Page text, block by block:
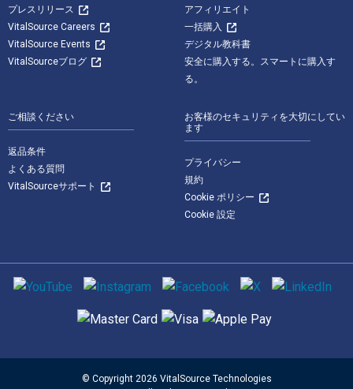
プレスリリース
VitalSource Careers
VitalSource Events
VitalSourceブログ
アフィリエイト
一括購入
デジタル教科書
安全に購入する。スマートに購入す
る。
ご相談ください
返品条件
よくある質問
VitalSourceサポート
お客様のセキュリティを大切にしてい
ます
プライバシー
規約
Cookie ポリシー
Cookie 設定
ソーシャルメディア
サポートされている支払い方法
© Copyright 2026 VitalSource Technologies